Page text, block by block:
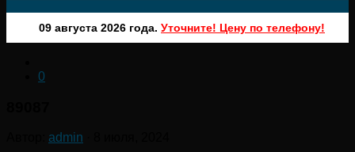
09 августа 2026 года. Уточните! Цену по телефону!
0
admin